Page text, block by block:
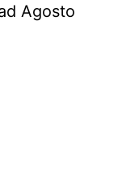
Agosto